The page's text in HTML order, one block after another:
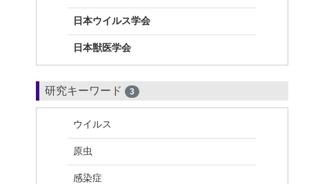
日本ウイルス学会
日本獣医学会
研究キーワード 3
ウイルス
原虫
感染症